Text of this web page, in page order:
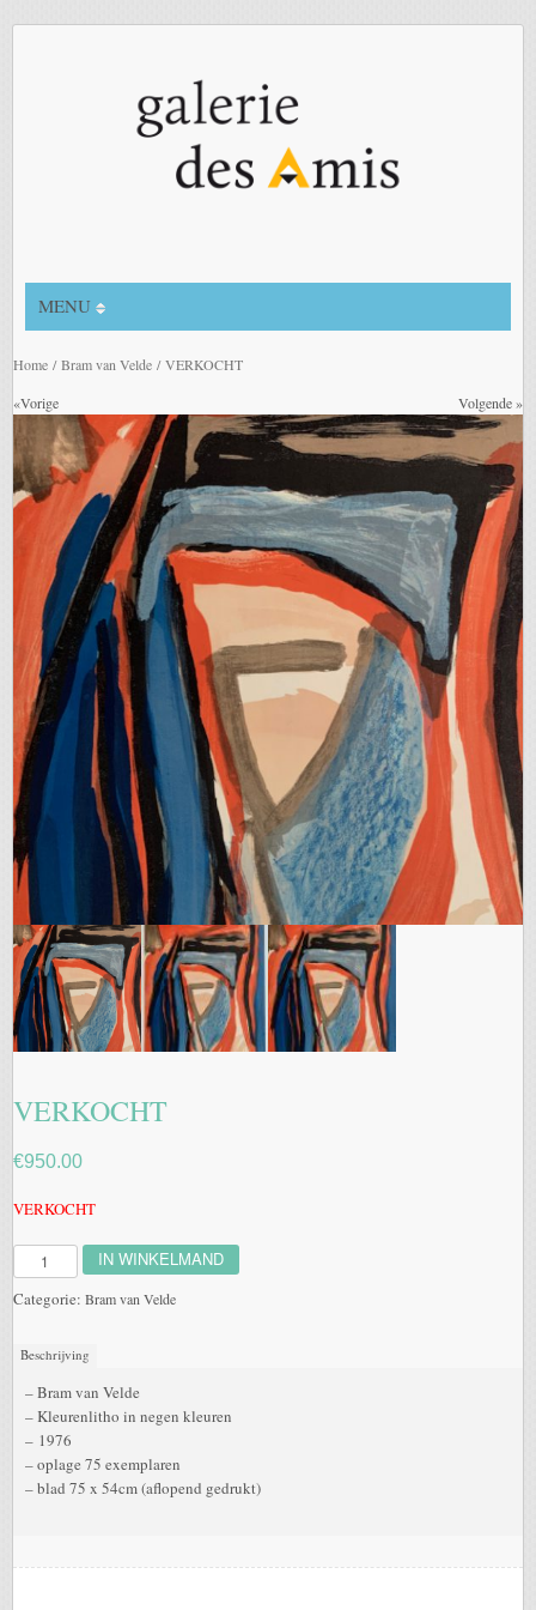
MENU
Home /Bram van Velde / VERKOCHT
«Vorige
Volgende »
VERKOCHT
€950.00
VERKOCHT
VERKOCHT
aantal
IN WINKELMAND
Categorie: Bram van Velde
Beschrijving
– Bram van Velde
– Kleurenlitho in negen kleuren
– 1976
– oplage 75 exemplaren
– blad 75 x 54cm (aflopend gedrukt)